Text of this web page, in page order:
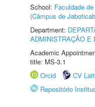
School: Faculdade
(Câmpus de
Department:
ADMINISTRAÇÃO E
Academic
title: MS-3.1
Orcid
CV
Repositório